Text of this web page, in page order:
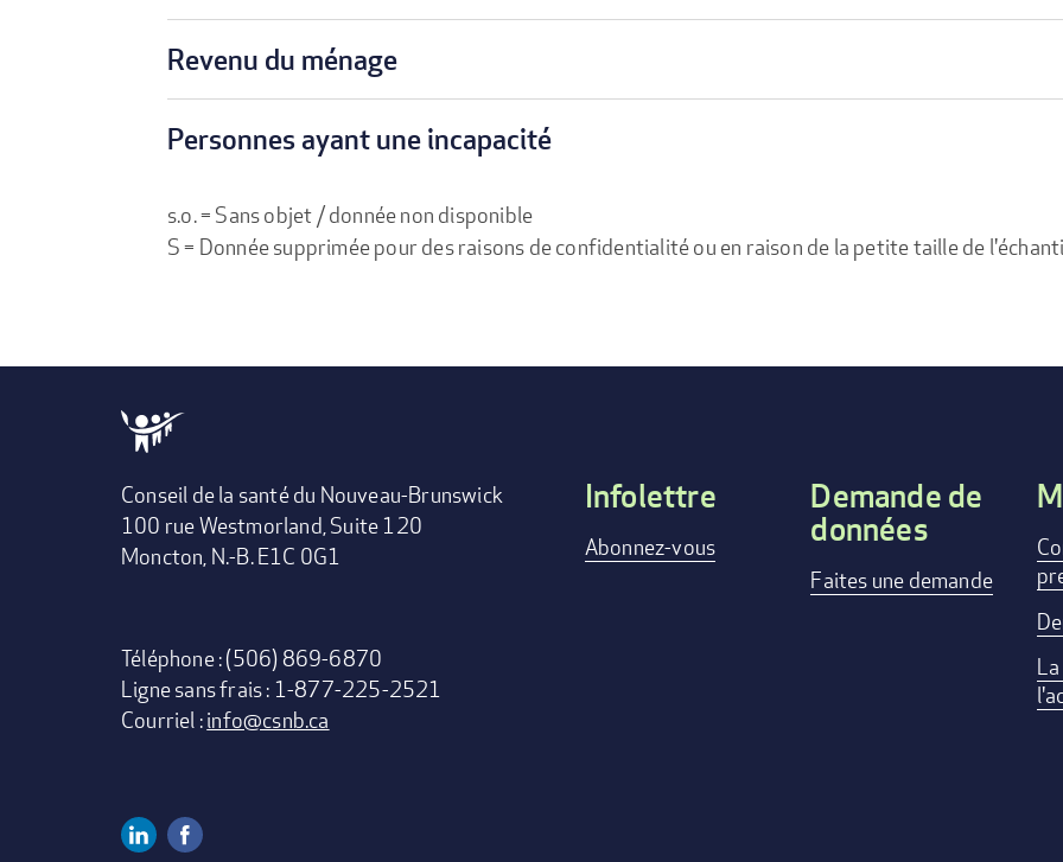
Revenu du ménage
Personnes ayant une incapacité
s.o. = Sans objet / donnée non disponible
S = Donnée supprimée pour des raisons de confidentialité ou en raison de la petite taille de
Conseil de la santé du Nouveau-Brunswick
100 rue Westmorland, Suite 120
Moncton, N.-B. E1C 0G1
Téléphone : (506) 869-6870
Ligne sans frais : 1-877-225-2521
Courriel :info@csnb.ca
Footer
Infolettre
Abonnez-vous
Demande de
données
Faites une demande
Linkedin